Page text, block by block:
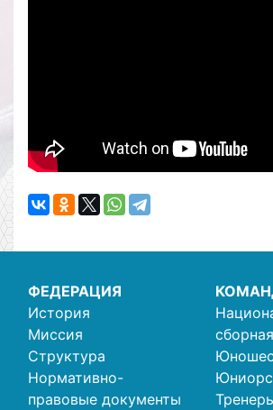
ФЕДЕРАЦИЯ
История
Миссия
Структура
Нормативно-
правовые документы